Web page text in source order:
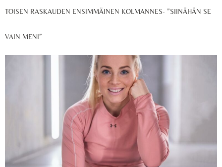
TOISEN RASKAUDEN ENSIMMÄINEN KOLMANNES- ”SIINÄHÄN SE
VAIN MENI”